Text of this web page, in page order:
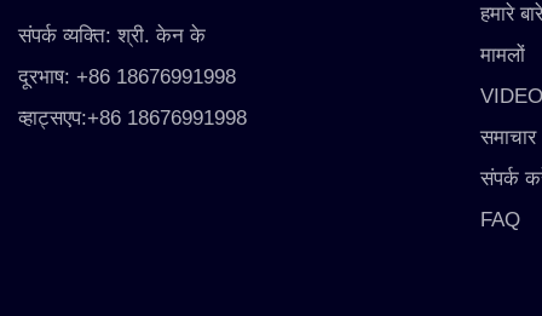
संपर्क व्यक्ति: श्री. केन के
दूरभाष: +86 18676991998
व्हाट्सएप:+86 18676991998
हमारे
मामलों
VIDEO
समाचार
संपर्क
FAQ